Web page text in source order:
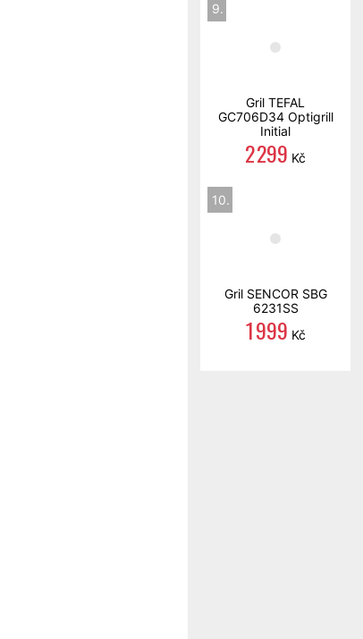
9.
Gril TEFAL
GC706D34 Optigrill
Initial
2 299 Kč
10.
Gril SENCOR SBG
6231SS
1 999 Kč